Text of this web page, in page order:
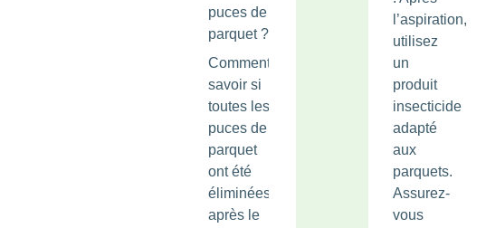
puces de
parquet ?
Comment
savoir si
toutes les
puces de
parquet
ont été
éliminées
après le
l’aspiration,
utilisez
un
produit
insecticide
adapté
aux
parquets.
Assurez-
vous